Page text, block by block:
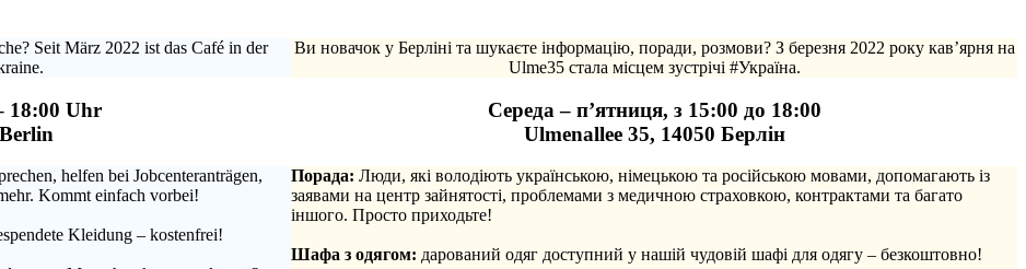
Seit März 2022 ist das Café in der
18:00 Uhr
helfen bei Jobcenteranträgen,
Kommt einfach vorbei!
Kleidung – kostenfrei!
Ви новачок у Берліні та шукаєте інформацію, поради, розмови? З березня 2022 року кав’ярня на
Ulme35 стала місцем зустрічі #Україна.
Середа – п’ятниця, з 15:00 до 18:00
Ulmenallee 35, 14050 Берлін
Порада: Люди, які володіють українською, німецькою та російською мовами, допомагають із
заявами на центр зайнятості, проблемами з медичною страховкою, контрактами та багато
іншого. Просто приходьте!
Шафа з одягом: дарований одяг доступний у нашій чудовій шафі для одягу – безкоштовно!